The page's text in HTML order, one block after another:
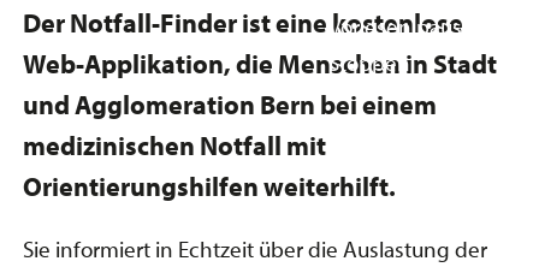
Vorlesen pausieren
Stoppen
Der Notfall-Finder ist eine kostenlose
Web-Applikation, die Menschen in Stadt
und Agglomeration Bern bei einem
medizinischen Notfall mit
Orientierungshilfen weiterhilft.
Sie informiert in Echtzeit über die Auslastung der